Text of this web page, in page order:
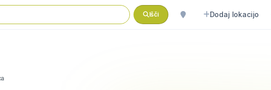
Išči Dodaj lokacijo